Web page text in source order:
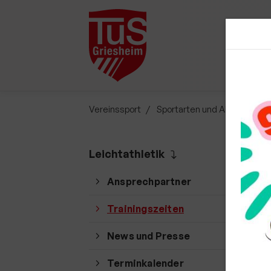
Vereinssport Sportarten und Abteilungen
Leichtathletik
Ansprechpartner
Trainingszeiten
News und Presse
Terminkalender